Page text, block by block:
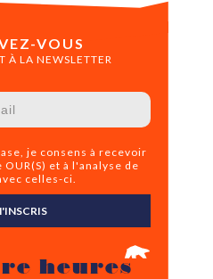
VOUS
À LA NEWSLETTER
je consens à recevoir
et à l'analyse de
celles-ci.
heures